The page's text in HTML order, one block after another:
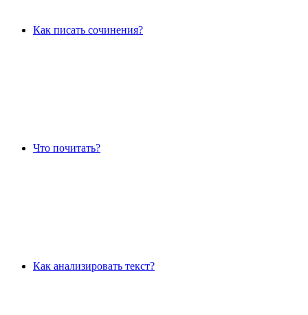
Как писать сочинения?
Что почитать?
Как анализировать текст?